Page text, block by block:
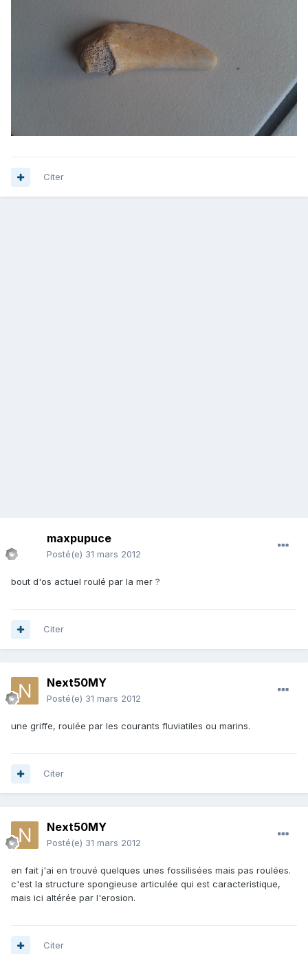
Citer
maxpupuce
Posté(e) 31 mars 2012
bout d'os actuel roulé par la mer ?
Citer
Next50MY
Posté(e) 31 mars 2012
une griffe, roulée par les courants fluviatiles ou marins.
Citer
Next50MY
Posté(e) 31 mars 2012
en fait j'ai en trouvé quelques unes fossilisées mais pas roulées.
c'est la structure spongieuse articulée qui est caracteristique,
mais ici altérée par l'erosion.
Citer